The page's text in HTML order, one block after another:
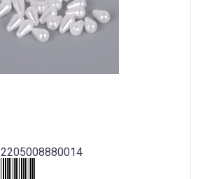
2205008880014